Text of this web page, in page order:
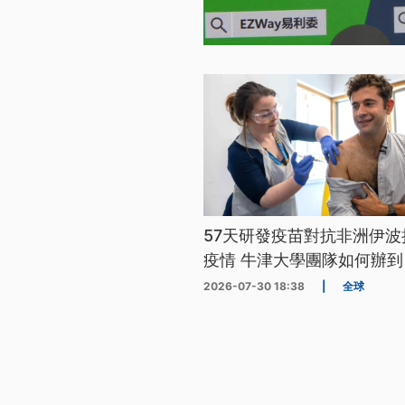
57天研發疫苗對抗非洲伊
疫情 牛津大學團隊如何辦
2026-07-30 18:38 全球